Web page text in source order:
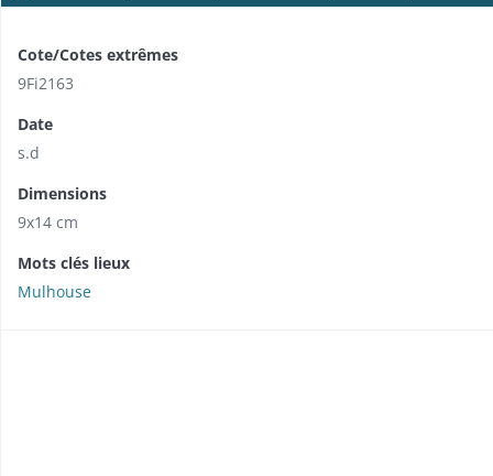
Cote/Cotes extrêmes
9Fi2163
Date
s.d
Dimensions
9x14 cm
Mots clés lieux
Mulhouse